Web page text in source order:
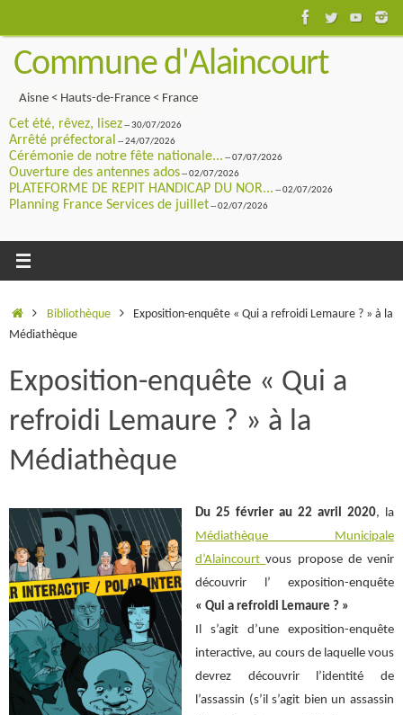
au
contenu
Commune d'Alaincourt
Aisne < Hauts-de-France < France
Cet été, rêvez, lisez-- 30/07/2026
Arrêté préfectoral -- 24/07/2026
Cérémonie de notre fête nationale... -- 07/07/2026
Ouverture des antennes ados-- 02/07/2026
PLATEFORME DE REPIT HANDICAP DU NOR... -- 02/07/2026
Planning France Services de juillet-- 02/07/2026
AccueilBibliothèque
Exposition-enquête « Qui a refroidi Lemaure ? » à la
Médiathèque
Exposition-enquête « Qui a
refroidi Lemaure ? » à la
Médiathèque
Du 25 février au 22 avril 2020, la
Médiathèque Municipale
d’Alaincourtvous propose de venir
découvrir l’ exposition-enquête
« Qui a refroidi Lemaure ? »
Il s’agit d’une exposition-enquête
interactive, au cours de laquelle vous
devrez découvrir l’identité de
l’assassin (s’il s’agit bien un assassin